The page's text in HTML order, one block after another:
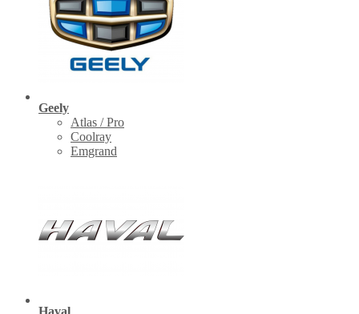
Geely
Atlas / Pro
Coolray
Emgrand
Haval